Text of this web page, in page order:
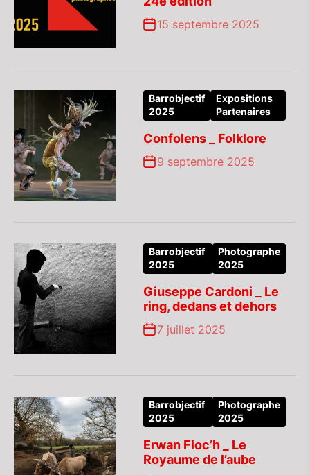
15 septembre 2025
Barrobjectif
2025
Expositions
Partenaires
Confolens _ Folklore
9 septembre 2025
Barrobjectif
2025
Photographe
2025
Giuseppe Cardoni _ Le
ring, dedans et dehors
7 juillet 2025
Barrobjectif
2025
Photographe
2025
Erwan Floc’h _ Le
Royaume de l’aube